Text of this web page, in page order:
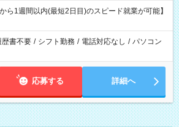
ら1週間以内(最短2日目)のスピード就業が可能】
歴書不要 / シフト勤務 / 電話対応なし / パソコン
応募する 詳細へ